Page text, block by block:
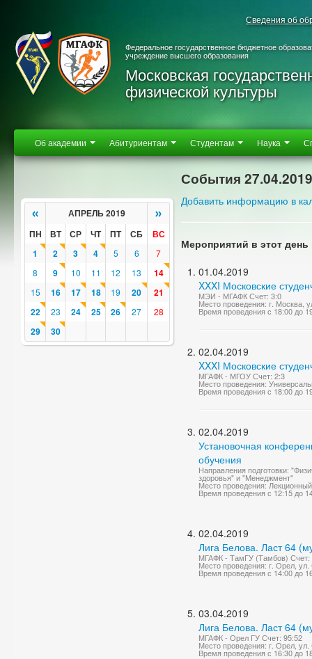
Сведения об
Федеральное государственное бюджетное
учреждение высшего образования
Московская
физической культуры
Об академии Абитуриентам Студентам Наука
« АПРЕЛЬ 2019 »
ПН ВТ СР ЧТ ПТ СБ
ВС
1
2 3 4 5 6
7
8
9 10 11 12 13 14
15 16 17 18 19 20
21
22
23 24 25 26 27 28
29 30
События 27.04.2019
Добавить информацию в
Мероприятий в этот день
01.04.2019
XXXI Московские
МЭИ - МГАФК Счет: 3:0
Место проведения: г. Москва,
Время проведения с 18:00 до
02.04.2019
XXXI Московские
МГАФК - МГОУ Счет: 2:3
Место проведения:
Время проведения с 18:00 до
02.04.2019
Установочная
обучения
Направления подготовки:
здоровья" и "Менеджмент"
Место проведения:
Время проведения с 12:15 до
02.04.2019
Лига Белова. Ласт 64
МГАФК - ТамГУ (Тамбов) Счет:
Место проведения: г. Орел,
Время проведения с 14:00 до
03.04.2019
Лига Белова. Ласт 64
МГАФК - Орел ГУ Счет: 95:52
Место проведения: г. Орел,
Время проведения с 16:30 до